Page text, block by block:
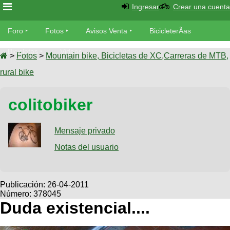
Foro
Foro
TÃ©cnica
Fotos
tu foto
Galeria
XC
Viajes
Descenso
SUBÃ
tu
Buscar
Ultimos
Fotos
BicicleterÃ­
as
Bicicletas
Tandem
Videos
Cicloturismo
Ingresar Crear una cuenta
Foro Fotos Avisos Venta BicicleterÃ­as
Bicicletas Videos
> Fotos > Mountain bike, Bicicletas de XC,Carreras de MTB,
rural bike
colitobiker
Mensaje privado
Notas del usuario
Publicación: 26-04-2011
Número: 378045
Duda existencial....